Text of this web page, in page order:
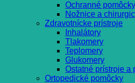
Ochranné
Nožnice a
Zdravotnícke prístroje
Inhalátory
Tlakomery
Teplomery
Glukomery
Ostatné prístroje a
Ortopedické pomôcky